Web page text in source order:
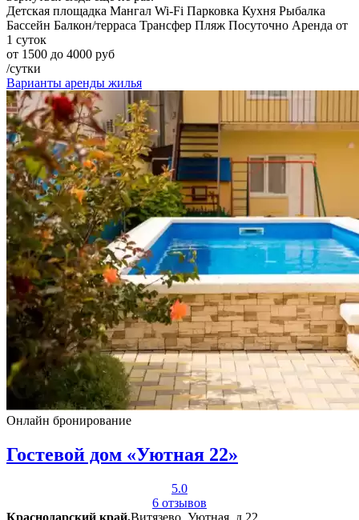
Детская площадка Мангал Wi-Fi Парковка Кухня Рыбалка
Бассейн Балкон/терраса Трансфер Пляж Посуточно Аренда от
1 суток
от 1500 до 4000 руб
/сутки
Варианты аренды жилья
Онлайн бронирование
Гостевой дом «Уютная 22»
5.0
6 отзывов
Краснодарский край,Витязево, Уютная, д.22